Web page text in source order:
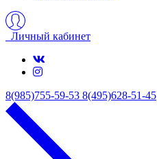
Личный кабинет
8(985)755-59-53 8(495)628-51-45